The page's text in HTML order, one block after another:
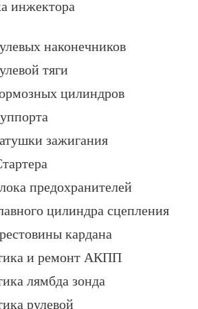
инжектора
наконечников
тяги
цилиндров
зажигания
предохранителей
цилиндра сцепления
кардана
и ремонт АКПП
лямбда зонда
рулевой